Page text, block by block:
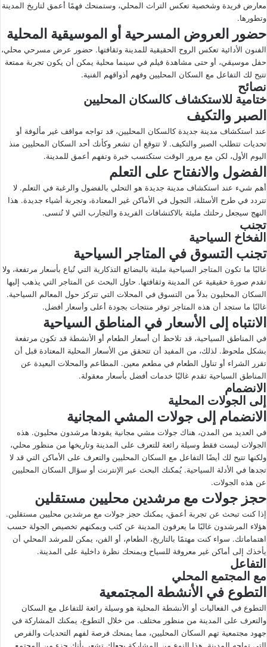
معارض فريدة وشخصية تعكس التراث المحلي، وستمنحك فهمًا أعمق لتاريخ المدينة
وتطورها.
حضور العروض المسرحية أو الموسيقية المحلية
الفنون الأدائية تعكس الروح الحقيقية للمدينة وثقافتها. حضور عرض مسرحي محلي،
حفل موسيقي، أو حتى مشاهدة فيلم في سينما محلية يمكن أن يكون تجربة ممتعة
تتيح لك التفاعل مع السكان المحليين وفهم أذواقهم الفنية.
نصائح
ختامية للاستكشاف كالسكان المحليين
الصبر والتكيف
عند استكشاف مدينة جديدة كالسكان المحليين، قد تواجه مواقف غير مألوفة أو
تحديات تتطلب الصبر والتكيف. لا تتوقع أن تشعر وكأنك أحد السكان المحليين منذ
اليوم الأول، لكن مع مرور الوقت ستكتسب خبرة وتفهم أعمق للمدينة.
الفضول والانفتاح على التعلم
أهم شيء عند استكشاف مدينة جديدة هو التحلي بالفضول والرغبة في التعلم. لا
تتردد في طرح الأسئلة، التجول في الأماكن غير المعتادة، وتجربة أشياء جديدة. هذا
النهج سيجعل رحلتك مليئة بالاكتشافات الفريدة والتجارب التي لا تُنسى.
تجنب
الفخاخ السياحية
تجنب التسوق في المتاجر السياحية
غالبًا ما تكون المتاجر السياحية مليئة بالبضائع التذكارية التي تُباع بأسعار مرتفعة، ولا
تقدم صورة حقيقية عن المدينة وثقافتها. حاول البحث عن المتاجر التي يذهب إليها
السكان المحليون بدلاً من التسوق في المحلات التي تتركز حول المعالم السياحية.
غالبًا ما ستجد أن هذه المتاجر توفر منتجات بجودة أعلى وأسعار أفضل.
الانتباه إلى الأسعار في المناطق السياحية
في المناطق السياحية، قد تلاحظ أن أسعار الطعام أو الأنشطة قد تكون مرتفعة
بشكل ملحوظ. لذلك، من المفيد أن تتحقق من الأسعار المحلية المعتادة قبل أن
تقرر الشراء أو تناول الطعام في مطعم معين. المطاعم والمحلات البعيدة عن
المناطق السياحية تقدم غالبًا خدمات أفضل بأسعار معقولة.
الانضمام
إلى الجولات المحلية
الانضمام إلى جولات المشي المجانية
في العديد من المدن، هناك جولات مشي مجانية يقودها مرشدون محليون. هذه
الجولات ليست فقط وسيلة رائعة للتعرف على المدينة وتاريخها من منظور محلي،
ولكنها تتيح لك أيضًا التفاعل مع السكان المحليين والتعرف على الأماكن التي قد لا
تجدها في الأدلة السياحية. يُمكنك البحث عبر الإنترنت أو سؤال السكان المحليين
عن هذه الجولات.
حجز جولات مع مرشدين محليين مستقلين
إذا كنت تبحث عن تجربة أعمق، يمكنك حجز جولات مع مرشدين محليين مستقلين.
هؤلاء المرشدون غالبًا ما يعرفون المدينة عن كثب ويمكنهم تخصيص الجولة حسب
اهتماماتك. سواء كنت مهتمًا بالتاريخ، الطعام، أو الفن، يمكن للمرشد المحلي أن
يأخذك إلى أماكن غير معروفة للسياح ويمنحك نظرة داخلية على المدينة.
التفاعل
مع المجتمع المحلي
التطوع في الأنشطة المجتمعية
التطوع في الفعاليات أو الأنشطة المحلية هو وسيلة رائعة للتفاعل مع السكان
والتعرف على المدينة من منظور مختلف. من خلال التطوع، يمكنك المشاركة في
جهود مجتمعية تهم السكان المحليين، مما يمنحك فرصة لفهم التحديات والفرص